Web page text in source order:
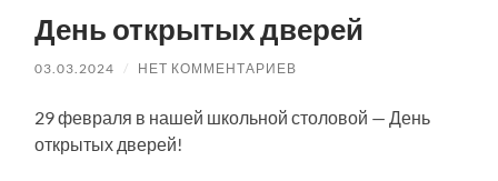
День открытых дверей
03.03.2024 / НЕТ КОММЕНТАРИЕВ
29 февраля в нашей школьной столовой — День
открытых дверей!